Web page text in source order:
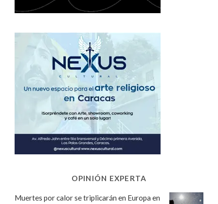
OPINIÓN EXPERTA
Muertes por calor se triplicarán en Europa en